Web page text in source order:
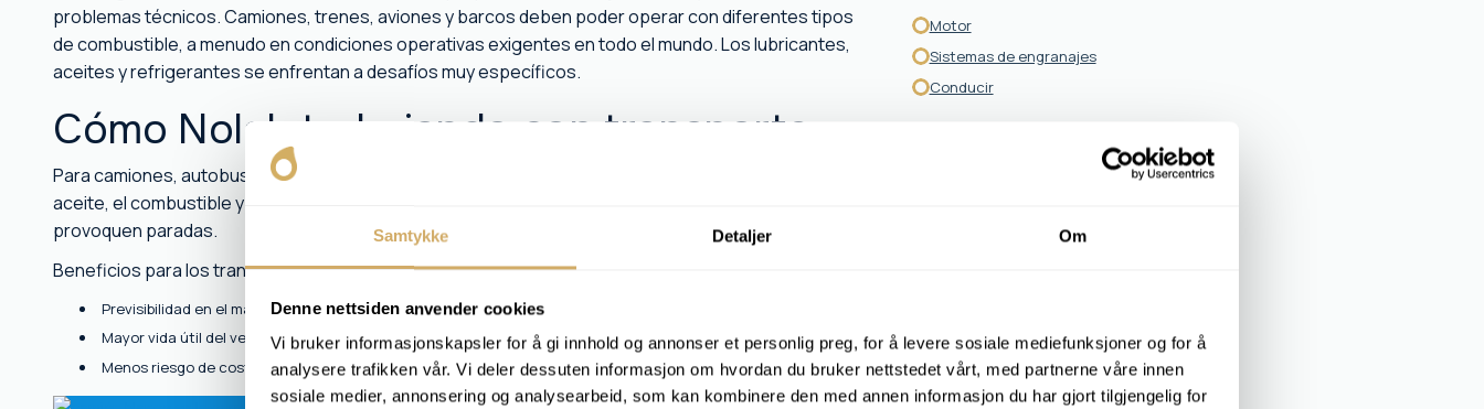
Samtykke Detaljer Om
Denne nettsiden anvender cookies
Vi bruker informasjonskapsler for å gi innhold og annonser et personlig preg, for å levere sosiale mediefunksjoner og for å
analysere trafikken vår. Vi deler dessuten informasjon om hvordan du bruker nettstedet vårt, med partnerne våre innen
sosiale medier, annonsering og analysearbeid, som kan kombinere den med annen informasjon du har gjort tilgjengelig for
problemas técnicos. Camiones, trenes, aviones y barcos deben poder operar con diferentes tipos
de combustible, a menudo en condiciones operativas exigentes en todo el mundo. Los lubricantes,
aceites y refrigerantes se enfrentan a desafíos muy específicos.
Cómo Nolab trabajando con transporte
Para camiones, autobuses y otros vehículos de transporte, la fiabilidad es esencial. Analizamos el
aceite, el combustible y el agua de refrigeración para detectar desviaciones antes de que
provoquen paradas.
Beneficios para los transportistas:
Previsibilidad en el mantenimiento
Mayor vida útil del vehículo
Menos riesgo de costes inesperados
Motor
Sistemas de engranajes
Conducir